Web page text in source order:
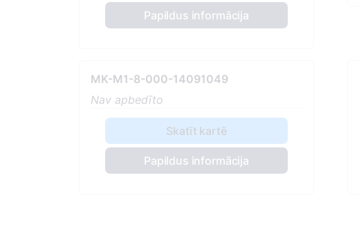
Papildus informācija
MK-M1-8-000-14091049
Nav apbedīto
Skatīt kartē
Papildus informācija